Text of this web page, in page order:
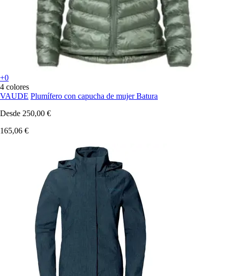
+0
4 colores
VAUDE Plumífero con capucha de mujer Batura
Desde 250,00 €
165,06 €